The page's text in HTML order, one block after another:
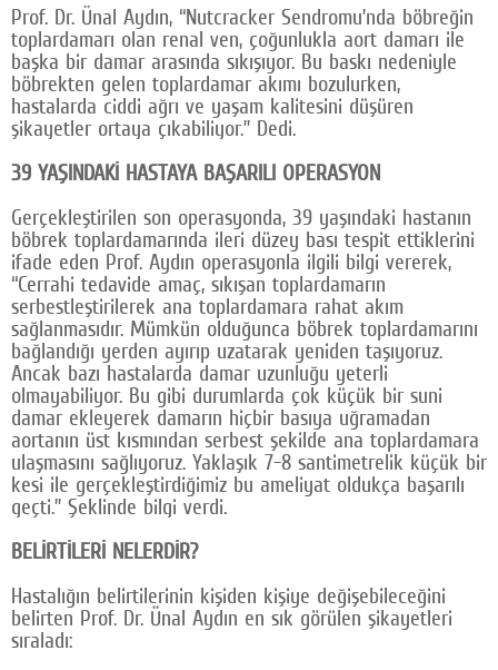
Prof. Dr. Ünal Aydın, “Nutcracker Sendromu’nda böbreğin
toplardamarı olan renal ven, çoğunlukla aort damarı ile
başka bir damar arasında sıkışıyor. Bu baskı nedeniyle
böbrekten gelen toplardamar akımı bozulurken,
hastalarda ciddi ağrı ve yaşam kalitesini düşüren
şikayetler ortaya çıkabiliyor.” Dedi.
39 YAŞINDAKİ HASTAYA BAŞARILI OPERASYON
Gerçekleştirilen son operasyonda, 39 yaşındaki hastanın
böbrek toplardamarında ileri düzey bası tespit ettiklerini
ifade eden Prof. Aydın operasyonla ilgili bilgi vererek,
“Cerrahi tedavide amaç, sıkışan toplardamarın
serbestleştirilerek ana toplardamara rahat akım
sağlanmasıdır. Mümkün olduğunca böbrek toplardamarını
bağlandığı yerden ayırıp uzatarak yeniden taşıyoruz.
Ancak bazı hastalarda damar uzunluğu yeterli
olmayabiliyor. Bu gibi durumlarda çok küçük bir suni
damar ekleyerek damarın hiçbir basıya uğramadan
aortanın üst kısmından serbest şekilde ana toplardamara
ulaşmasını sağlıyoruz. Yaklaşık 7-8 santimetrelik küçük bir
kesi ile gerçekleştirdiğimiz bu ameliyat oldukça başarılı
geçti.” Şeklinde bilgi verdi.
BELİRTİLERİ NELERDİR?
Hastalığın belirtilerinin kişiden kişiye değişebileceğini
belirten Prof. Dr. Ünal Aydın en sık görülen şikayetleri
sıraladı: